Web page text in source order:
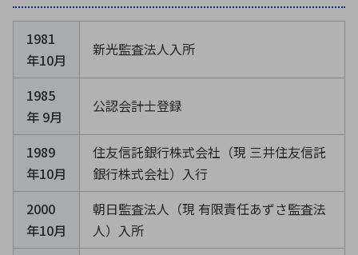
1981
年10月
新光監査法人入所
1985
年 9月
公認会計士登録
1989
年10月
住友信託銀行株式会社（現 三井住友信託
銀行株式会社）入行
2000
年10月
朝日監査法人（現 有限責任あずさ監査法
人）入所